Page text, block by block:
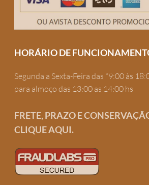
HORÁRIO DE
Segunda a Sexta-Feira das *9:00 às
para almoço das 13:00 as 14:00 hs
FRETE, PRAZO E
CLIQUE AQUI.